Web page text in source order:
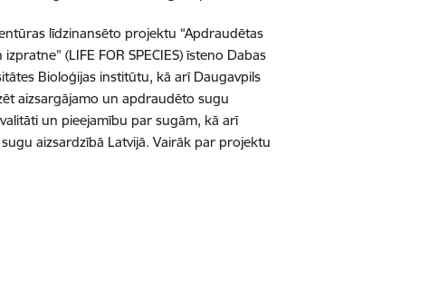
līdzinansēto projektu “Apdraudētas
(LIFE FOR SPECIES) īsteno Dabas
Bioloģijas institūtu, kā arī Daugavpils
aizsargājamo un apdraudēto sugu
un pieejamību par sugām, kā arī
aizsardzībā Latvijā. Vairāk par projektu